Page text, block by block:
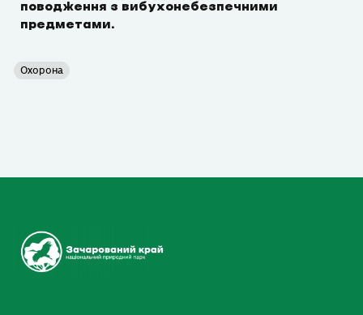
поводження з вибухонебезпечними
предметами.
Охорона